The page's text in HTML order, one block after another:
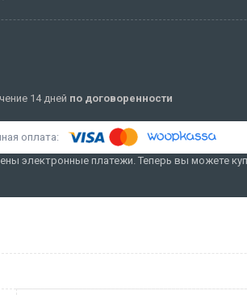
14 дней по договоренности
электронные платежи. Теперь вы можете